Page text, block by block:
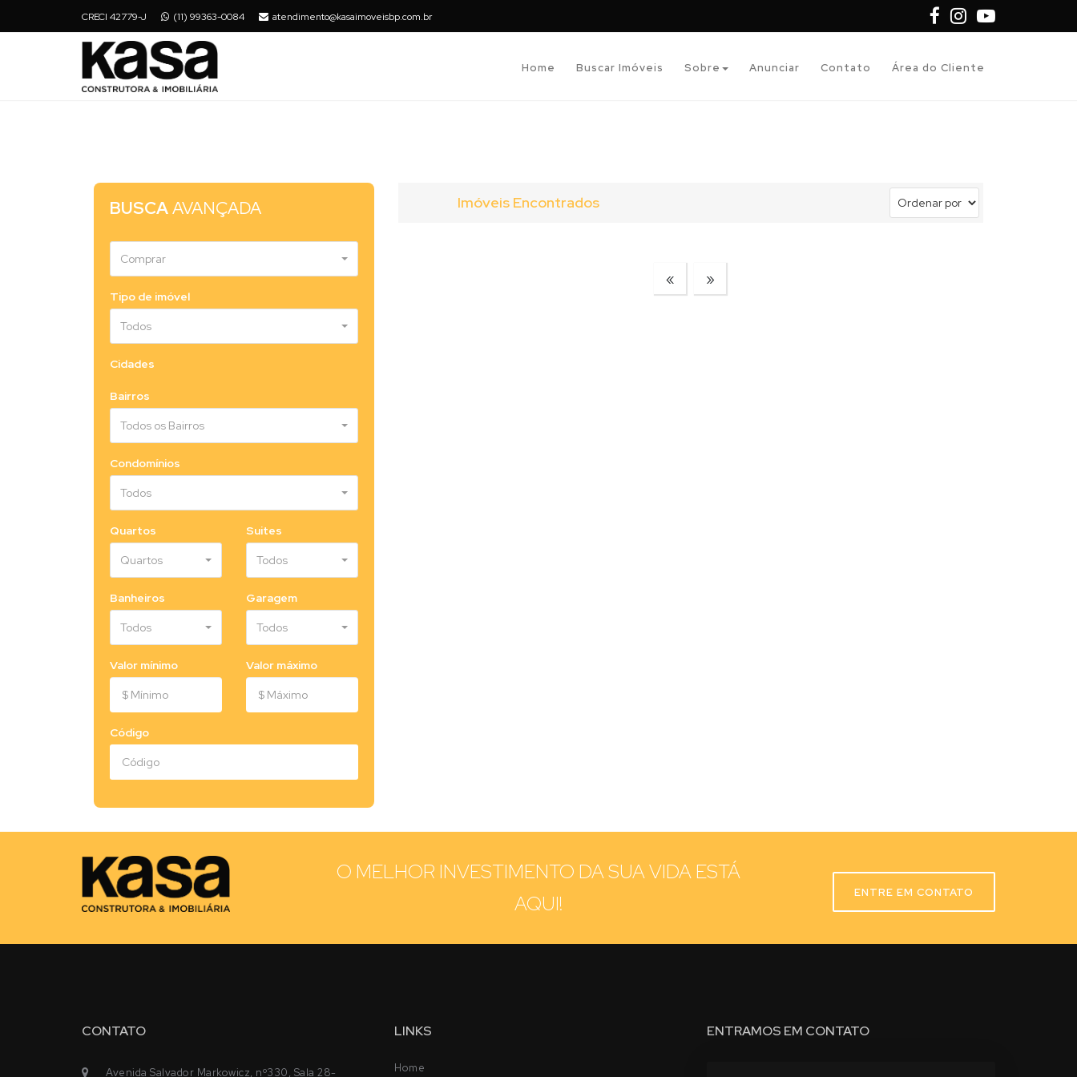
CRECI 42779-J (11) 99363-0084 atendimento@kasaimoveisbp.com.br
Home Buscar Imóveis Sobre Anunciar Contato Área do Cliente
BUSCAAVANÇADA
Comprar
Tipo de imóvel
Todos
Cidades
Bairros
Todos os Bairros
Condomínios
Todos
Quartos
Quartos
Suites
Todos
Banheiros
Todos
Garagem
Todos
Valor mínimo Valor máximo
Código
Imóveis Encontrados
« »
O MELHOR INVESTIMENTO DA SUA VIDA ESTÁ
AQUI!
ENTRE EM CONTATO
CONTATO
Avenida Salvador Markowicz, nº330, Sala 28-
LINKS
Home
ENTRAMOS EM CONTATO